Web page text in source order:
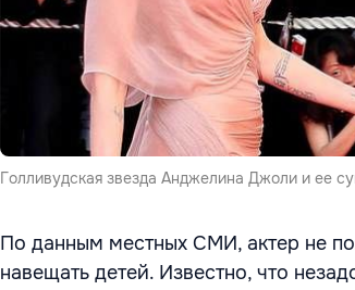
Голливудская звезда Анджелина Джоли и ее
По данным местных СМИ, актер не
навещать детей. Известно, что